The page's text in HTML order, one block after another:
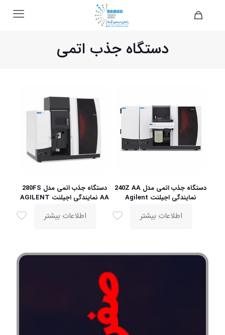
دستگاه جذب اتمی
دستگاه جذب اتمی مدل 240Z AA
نمایندگی اجیلنت Agilent
اطلاعات بیشتر
دستگاه جذب اتمی مدل 280FS
AA نمایندگی اجیلنت AGILENT
اطلاعات بیشتر